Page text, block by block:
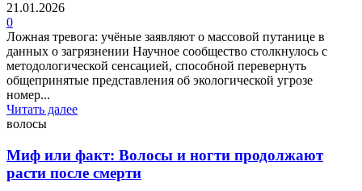
21.01.2026
0
Ложная тревога: учёные заявляют о массовой путанице в
данных о загрязнении Научное сообщество столкнулось с
методологической сенсацией, способной перевернуть
общепринятые представления об экологической угрозе
номер...
Читать далее
волосы
Миф или факт: Волосы и ногти продолжают
расти после смерти